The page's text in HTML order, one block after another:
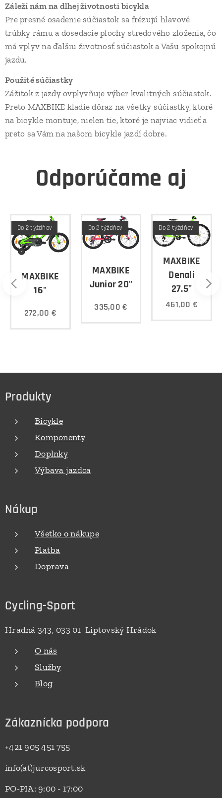
Záleží nám na dlhej životnosti bicykla
Pre presné osadenie súčiastok sa frézujú hlavové
trúbky rámu a dosedacie plochy stredového zloženia, čo
má vplyv na ďalšiu životnosť súčiastok a Vašu spokojnú
jazdu.
Použité súčiastky
Zážitok z jazdy ovplyvňuje výber kvalitných súčiastok.
Preto MAXBIKE kladie dôraz na všetky súčiastky, ktoré
na bicykle montuje, nielen tie, ktoré je najviac vidieť a
preto sa Vám na našom bicykle jazdí dobre.
Odporúčame aj
MAXBIKE
16"
Do 2 týždňov
272,00 €
MAXBIKE
Junior 20"
Do 2 týždňov
335,00 €
MAXBIKE
Denali
27.5"
Do 2 týždňov
461,00 €
Produkty
Bicykle
Komponenty
Doplnky
Výbava jazdca
Nákup
Všetko o nákupe
Platba
Doprava
Cycling-Sport
Hradná 343, 033 01 Liptovský Hrádok
O nás
Služby
Blog
Zákaznícka podpora
+421 905 451 755
info(at)jurcosport.sk
PO-PIA: 9:00 - 17:00